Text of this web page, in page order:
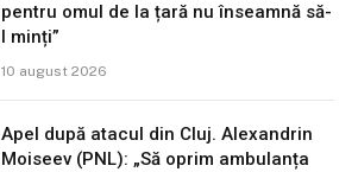
pentru omul de la țară nu înseamnă să-
l minți”
10 august 2026
Apel după atacul din Cluj. Alexandrin
Moiseev (PNL): „Să oprim ambulanța